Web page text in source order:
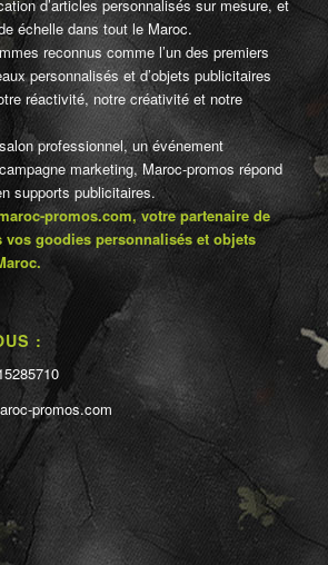
d’articles personnalisés sur mesure, et
échelle dans tout le Maroc.
reconnus comme l’un des premiers
personnalisés et d’objets publicitaires
réactivité, notre créativité et notre
professionnel, un événement
marketing, Maroc-promos répond
supports publicitaires.
promos.com, votre partenaire de
vos goodies personnalisés et objets
:
promos.com